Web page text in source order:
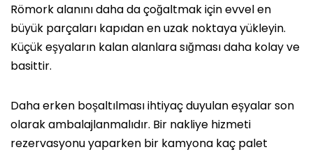
Römork alanını daha da çoğaltmak için evvel en
büyük parçaları kapıdan en uzak noktaya yükleyin.
Küçük eşyaların kalan alanlara sığması daha kolay ve
basittir.
Daha erken boşaltılması ihtiyaç duyulan eşyalar son
olarak ambalajlanmalıdır. Bir nakliye hizmeti
rezervasyonu yaparken bir kamyona kaç palet